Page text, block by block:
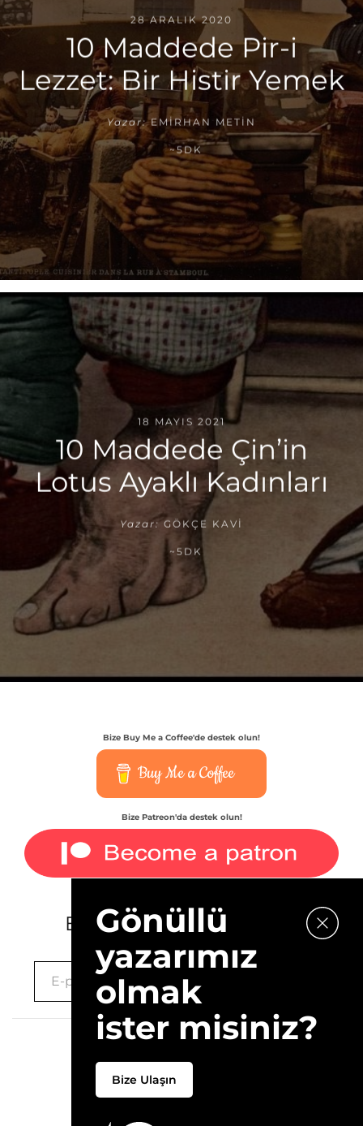
28 ARALIK 2020
10 Maddede Pir-i
Lezzet: Bir Histir Yemek
Yazar: EMIRHAN METIN
~5DK
18 MAYIS 2021
10 Maddede Çin’in
Lotus Ayaklı Kadınları
Yazar: GÖKÇE KAVI
~5DK
Bize Buy Me a Coffee'de destek olun!
Buy Me a Coffee
Bize Patreon'da destek olun!
E-bültenimize kaydolun.
Hakkımızda
Gönüllü
yazarımız
olmak
ister misiniz?
Bize Ulaşın